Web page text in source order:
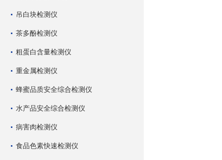
吊白块检测仪
茶多酚检测仪
粗蛋白含量检测仪
重金属检测仪
蜂蜜品质安全综合检测仪
水产品安全综合检测仪
病害肉检测仪
食品色素快速检测仪